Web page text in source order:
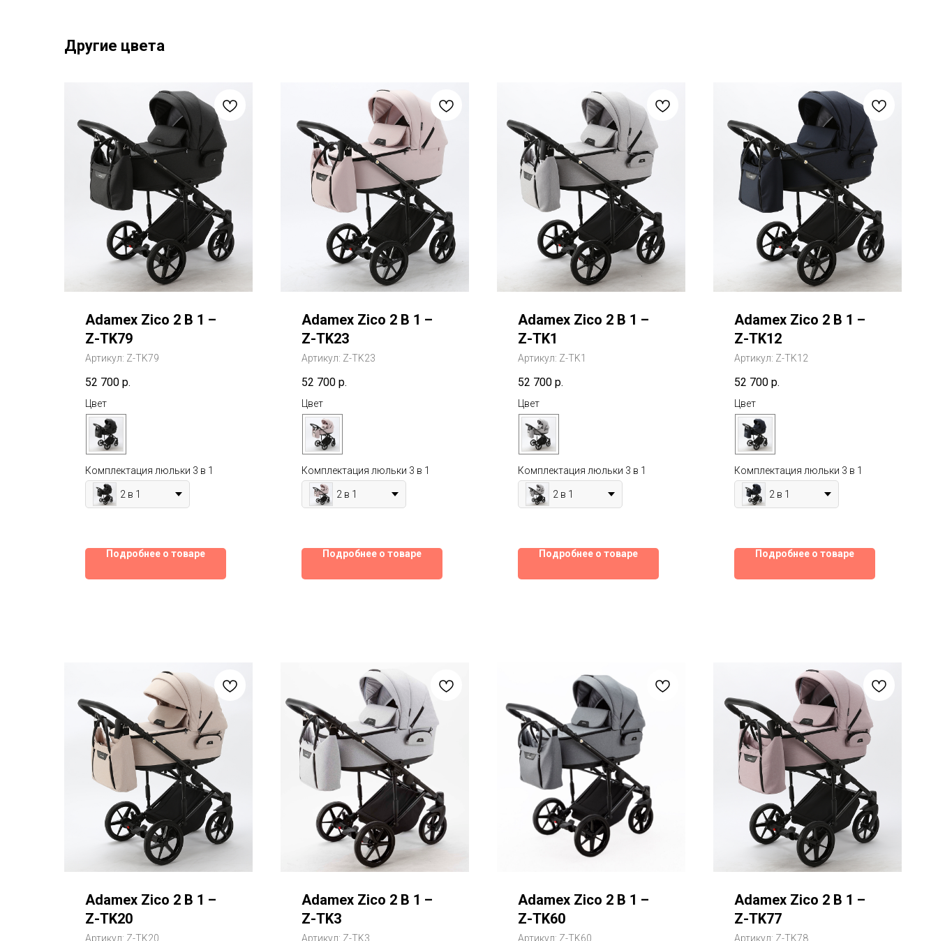
Другие цвета
Adamex Zico 2 В 1 –
Z-TK79
Артикул: Z-TK79
52 700 р.
Цвет
Комплектация люльки 3 в 1
2 в 1
Подробнее о товаре
Adamex Zico 2 В 1 –
Z-TK23
Артикул: Z-TK23
52 700 р.
Цвет
Комплектация люльки 3 в 1
2 в 1
Подробнее о товаре
Adamex Zico 2 В 1 –
Z-TK1
Артикул: Z-TK1
52 700 р.
Цвет
Комплектация люльки 3 в 1
2 в 1
Подробнее о товаре
Adamex Zico 2 В 1 –
Z-TK12
Артикул: Z-TK12
52 700 р.
Цвет
Комплектация люльки 3 в 1
2 в 1
Подробнее о товаре
Adamex Zico 2 В 1 –
Z-TK20
Артикул: Z-TK20
Adamex Zico 2 В 1 –
Z-TK3
Артикул: Z-TK3
Adamex Zico 2 В 1 –
Z-TK60
Артикул: Z-TK60
Adamex Zico 2 В 1 –
Z-TK77
Артикул: Z-TK78